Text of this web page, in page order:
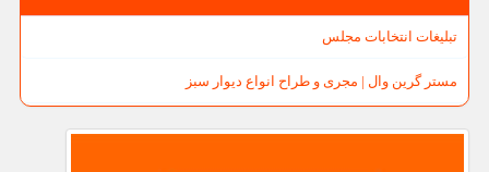
تبلیغات انتخابات مجلس
مستر گرین وال | مجری و طراح انواع دیوار سبز